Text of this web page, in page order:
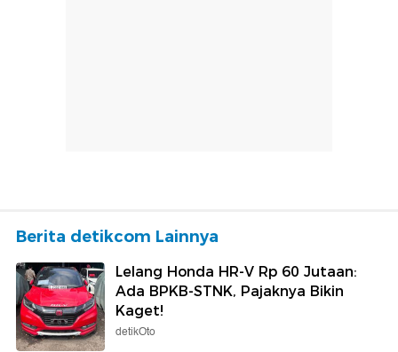
Berita detikcom Lainnya
Lelang Honda HR-V Rp 60 Jutaan:
Ada BPKB-STNK, Pajaknya Bikin
Kaget!
detikOto